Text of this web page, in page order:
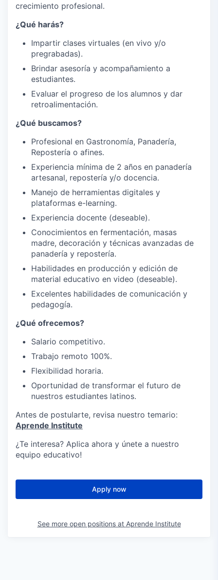
crecimiento profesional.
¿Qué harás?
Impartir clases virtuales (en vivo y/o
pregrabadas).
Brindar asesoría y acompañamiento a
estudiantes.
Evaluar el progreso de los alumnos y dar
retroalimentación.
¿Qué buscamos?
Profesional en Gastronomía, Panadería,
Repostería o afines.
Experiencia mínima de 2 años en panadería
artesanal, repostería y/o docencia.
Manejo de herramientas digitales y
plataformas e-learning.
Experiencia docente (deseable).
Conocimientos en fermentación, masas
madre, decoración y técnicas avanzadas de
panadería y repostería.
Habilidades en producción y edición de
material educativo en video (deseable).
Excelentes habilidades de comunicación y
pedagogía.
¿Qué ofrecemos?
Salario competitivo.
Trabajo remoto 100%.
Flexibilidad horaria.
Oportunidad de transformar el futuro de
nuestros estudiantes latinos.
Antes de postularte, revisa nuestro temario:
Aprende Institute
¿Te interesa? Aplica ahora y únete a nuestro
equipo educativo!
Apply now
See more open positions at Aprende Institute